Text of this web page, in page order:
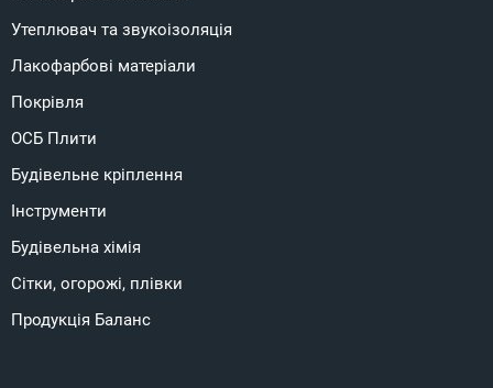
Утеплювач та звукоізоляція
Лакофарбові матеріали
Покрівля
ОСБ Плити
Будівельне кріплення
Інструменти
Будівельна хімія
Сітки, огорожі, плівки
Продукція Баланс